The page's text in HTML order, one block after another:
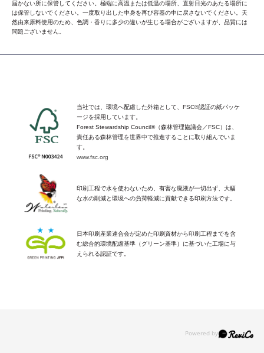
届かない所に保管してください。極端に高温または低温の場所、直射日光のあたる場所に
は保管しないでください。一度取り出した中身を再び容器の中に戻さないでください。天
然由来原料使用のため、色調・香りに多少の違いが生じる場合がございますが、品質には
問題ございません。
当社では、環境へ配慮した外箱として、 FSC®認証の紙パッケ
ージを採用しています。
Forest Stewardship Council®（森林管理協議会／FSC）は、
責任ある森林管理を世界中で推進することに取り組んでいま
す。
www.fsc.org
印刷工程で水を使わないため、有害な廃液が一切出ず、大幅
な水の削減と環境への負荷軽減に貢献できる印刷方法です。
日本印刷産業連合会が定めた印刷資材から印刷工程までを含
む総合的環境配慮基準（グリーン基準）に基づいた工場に与
えられる認証です。